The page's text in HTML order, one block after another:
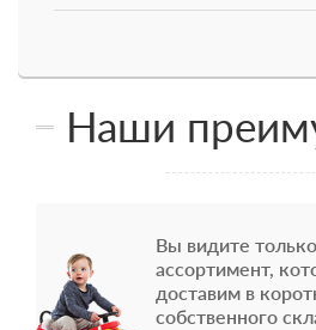
Наши
Вы видите
ассортимент,
доставим в
собственного